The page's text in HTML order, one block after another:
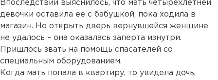
Впоследствии выяснилось, что мать четырехлетней
девочки оставила ее с бабушкой, пока ходила в
магазин. Но открыть дверь вернувшейся женщине
не удалось – она оказалась заперта изнутри.
Пришлось звать на помощь спасателей со
специальным оборудованием.
Когда мать попала в квартиру, то увидела дочь,